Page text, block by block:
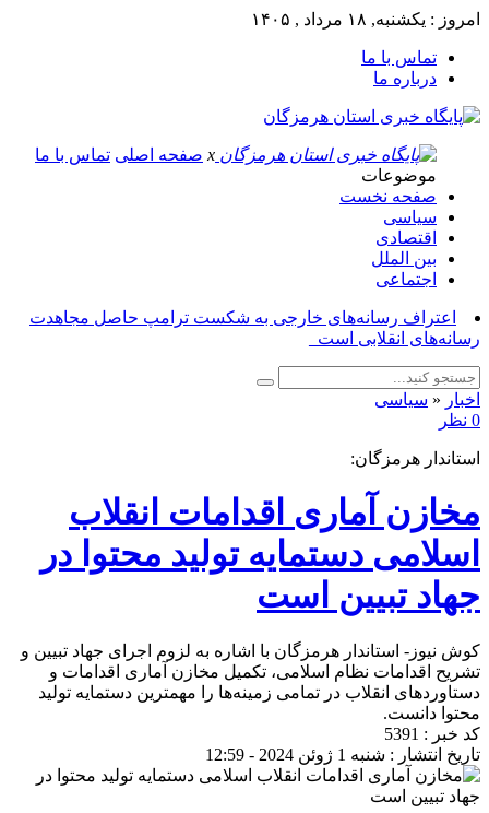
امروز : یکشنبه, ۱۸ مرداد , ۱۴۰۵
تماس با ما
درباره ما
x صفحه اصلی تماس با ما
موضوعات
صفحه نخست
سیاسی
اقتصادی
بین الملل
اجتماعی
اعتراف رسانه‌های خارجی به شکست ترامپ حاصل مجاهدت
رسانه‌های انقلابی است_
اخبار « سیاسی
0 نظر
استاندار هرمزگان:
مخازن آماری اقدامات انقلاب
اسلامی دستمایه تولید محتوا در
جهاد تبیین است
کوش نیوز- استاندار هرمزگان با اشاره به لزوم اجرای جهاد تبیین و
تشریح اقدامات نظام اسلامی، تکمیل مخازن آماری اقدامات و
دستاوردهای انقلاب در تمامی زمینه‌ها را مهمترین دستمایه تولید
محتوا دانست.
کد خبر : 5391
تاریخ انتشار : شنبه 1 ژوئن 2024 - 12:59